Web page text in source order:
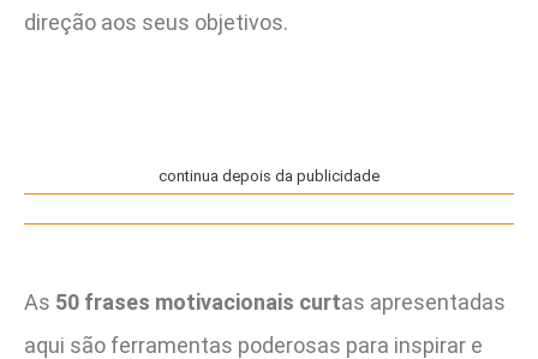
direção aos seus objetivos.
continua depois da publicidade
As 50 frases motivacionais curtas apresentadas
aqui são ferramentas poderosas para inspirar e